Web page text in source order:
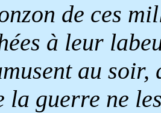
de ces
à leur
au
la guerre ne